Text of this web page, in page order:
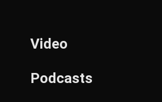
Video
Podcasts